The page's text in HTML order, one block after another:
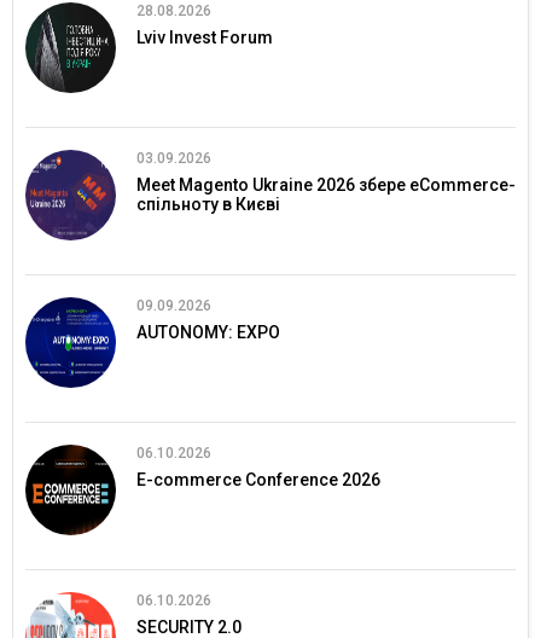
28.08.2026
Lviv Invest Forum
03.09.2026
Meet Magento Ukraine 2026 збере eCommerce-
спільноту в Києві
09.09.2026
AUTONOMY: EXPO
06.10.2026
E-commerce Conference 2026
06.10.2026
SECURITY 2.0